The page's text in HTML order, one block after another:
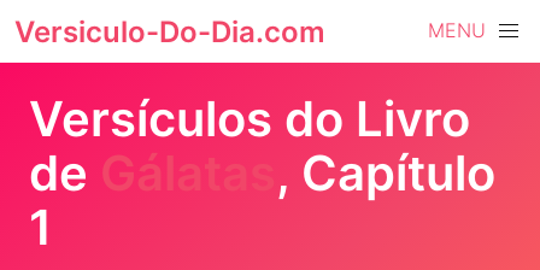
Versiculo-Do-Dia.com MENU
Versículos do Livro
de Gálatas , Capítulo
1